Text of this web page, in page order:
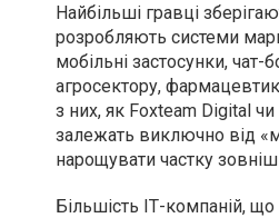
Найбільші гравці
розробляють системи
мобільні застосунки, чат-
агросектору,
з них, як Foxteam Digital
залежать виключно від
нарощувати частку
Більшість ІТ-компаній,